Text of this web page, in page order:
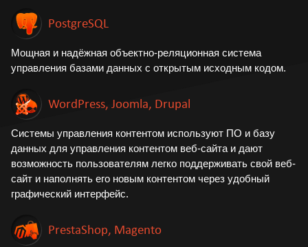
PostgreSQL
Мощная и надёжная объектно-реляционная система
управления базами данных с открытым исходным кодом.
WordPress, Joomla, Drupal
Системы управления контентом используют ПО и базу
данных для управления контентом веб-сайта и дают
возможность пользователям легко поддерживать свой веб-
сайт и наполнять его новым контентом через удобный
графический интерфейс.
PrestaShop, Magento